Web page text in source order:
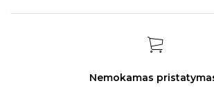
Nemokamas